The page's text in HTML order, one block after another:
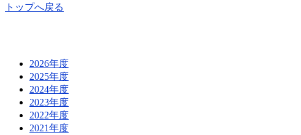
トップへ戻る
2026年度
2025年度
2024年度
2023年度
2022年度
2021年度